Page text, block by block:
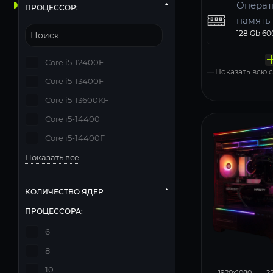
память
Windows
Показать всю
ПРОЦЕССОР:
Core i5-12400F
Core i5-13400F
Core i5-13600KF
Core i5-14400
Core i5-14400F
Показать все
КОЛИЧЕСТВО ЯДЕР
ПРОЦЕССОРА:
6
8
10